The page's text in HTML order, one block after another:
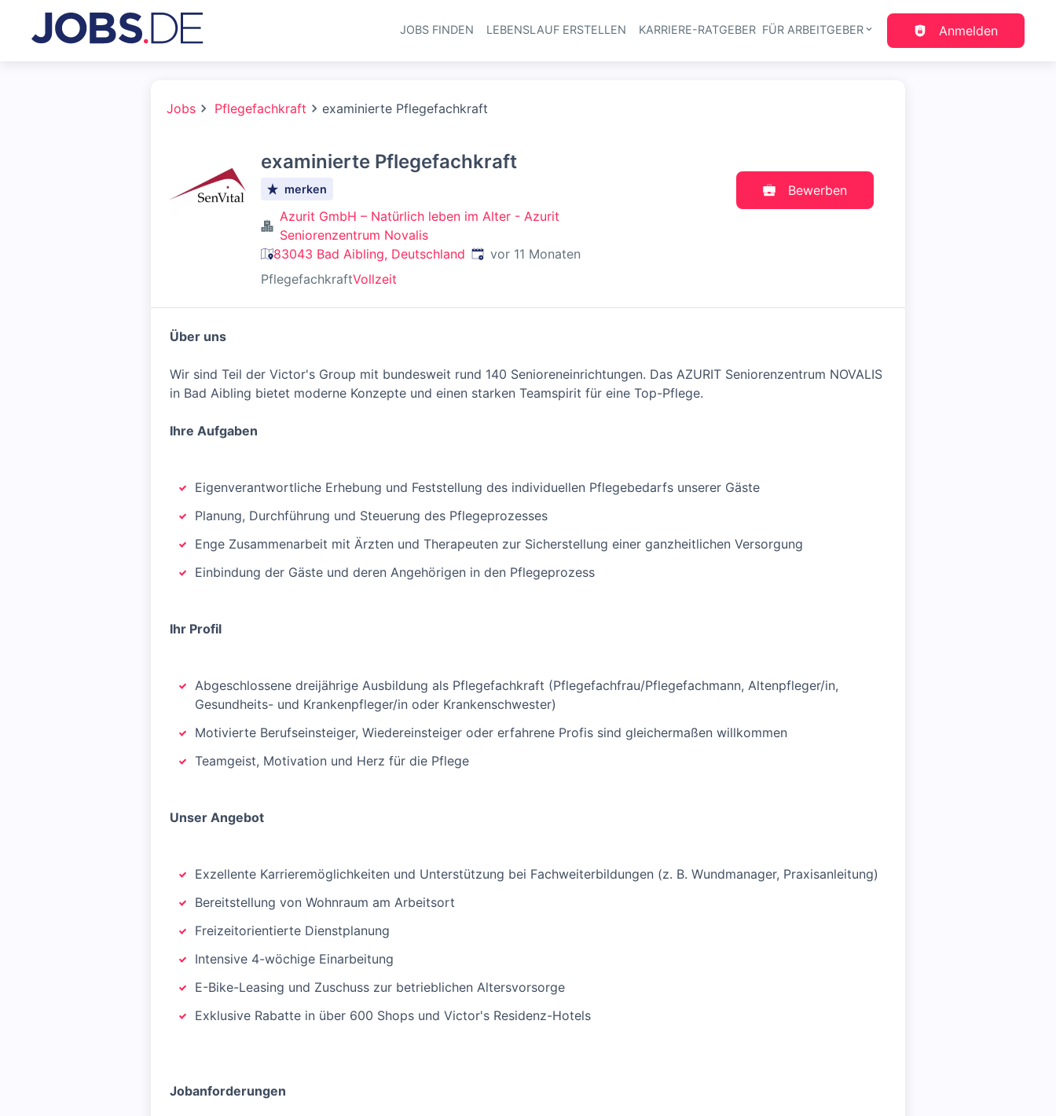
Haupt-Navigation
JOBS FINDEN LEBENSLAUF ERSTELLEN KARRIERE-RATGEBER FÜR ARBEITGEBER Anmelden
Jobs Pflegefachkraft examinierte Pflegefachkraft
examinierte Pflegefachkraft
merken
Azurit GmbH – Natürlich leben im Alter - Azurit
Seniorenzentrum Novalis
83043 Bad Aibling, Deutschland Veröffentlicht:
vor 11 Monaten
PflegefachkraftVollzeit
Bewerben
Über uns
Wir sind Teil der Victor's Group mit bundesweit rund 140 Senioreneinrichtungen. Das AZURIT Seniorenzentrum NOVALIS
in Bad Aibling bietet moderne Konzepte und einen starken Teamspirit für eine Top-Pflege.
Ihre Aufgaben
Eigenverantwortliche Erhebung und Feststellung des individuellen Pflegebedarfs unserer Gäste
Planung, Durchführung und Steuerung des Pflegeprozesses
Enge Zusammenarbeit mit Ärzten und Therapeuten zur Sicherstellung einer ganzheitlichen Versorgung
Einbindung der Gäste und deren Angehörigen in den Pflegeprozess
Ihr Profil
Abgeschlossene dreijährige Ausbildung als Pflegefachkraft (Pflegefachfrau/Pflegefachmann, Altenpfleger/in,
Gesundheits- und Krankenpfleger/in oder Krankenschwester)
Motivierte Berufseinsteiger, Wiedereinsteiger oder erfahrene Profis sind gleichermaßen willkommen
Teamgeist, Motivation und Herz für die Pflege
Unser Angebot
Exzellente Karrieremöglichkeiten und Unterstützung bei Fachweiterbildungen (z. B. Wundmanager, Praxisanleitung)
Bereitstellung von Wohnraum am Arbeitsort
Freizeitorientierte Dienstplanung
Intensive 4-wöchige Einarbeitung
E-Bike-Leasing und Zuschuss zur betrieblichen Altersvorsorge
Exklusive Rabatte in über 600 Shops und Victor's Residenz-Hotels
Jobanforderungen